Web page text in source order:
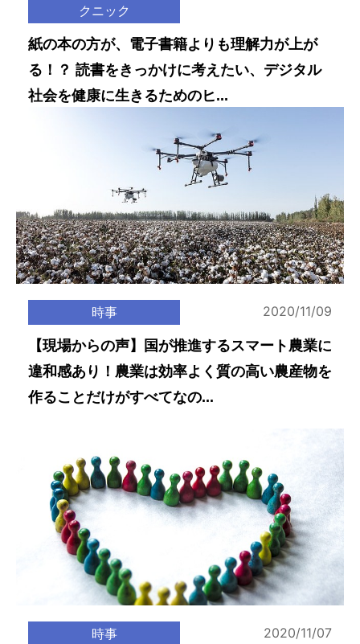
クニック
紙の本の方が、電子書籍よりも理解力が上が
る！？ 読書をきっかけに考えたい、デジタル
社会を健康に生きるためのヒ...
時事 2020/11/09
【現場からの声】国が推進するスマート農業に
違和感あり！農業は効率よく質の高い農産物を
作ることだけがすべてなの...
時事 2020/11/07